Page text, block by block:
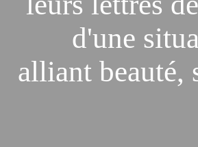
d'une
alliant beauté,